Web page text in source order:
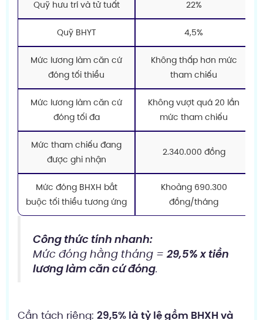
Quỹ hưu trí và tử tuất 22%
Quỹ BHYT 4,5%
Mức lương làm căn cứ
đóng tối thiểu
Không thấp hơn mức
tham chiếu
Mức lương làm căn cứ
đóng tối đa
Không vượt quá 20 lần
mức tham chiếu
Mức tham chiếu đang
được ghi nhận
2.340.000 đồng
Mức đóng BHXH bắt
buộc tối thiểu tương ứng
Khoảng 690.300
đồng/tháng
Công thức tính nhanh:
Mức đóng hằng tháng = 29,5% x tiền
lương làm căn cứ đóng.
Cần tách riêng: 29,5% là tỷ lệ gồm BHXH và